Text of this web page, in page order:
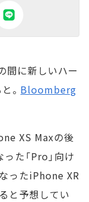
間に新しいハー
。 Bloomberg
XS Maxの後
た「Pro」向け
ったiPhone XR
と予想してい